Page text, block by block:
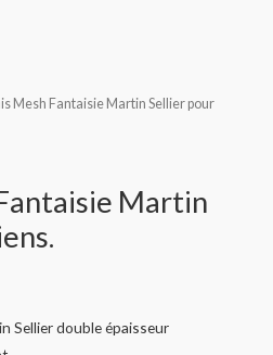
Mesh Fantaisie Martin Sellier pour
Martin
Sellier double épaisseur